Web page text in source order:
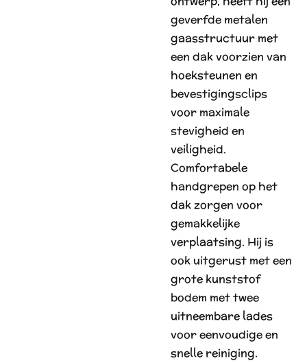
geverfde metalen
gaasstructuur met
een dak voorzien van
hoeksteunen en
bevestigingsclips
voor maximale
stevigheid en
veiligheid.
Comfortabele
handgrepen op het
dak zorgen voor
gemakkelijke
verplaatsing. Hij is
ook uitgerust met een
grote kunststof
bodem met twee
uitneembare lades
voor eenvoudige en
snelle reiniging.